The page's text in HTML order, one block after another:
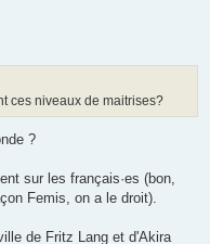
ces niveaux de maitrises?
?
sur les français·es (bon,
Femis, on a le droit).
de Fritz Lang et d'Akira